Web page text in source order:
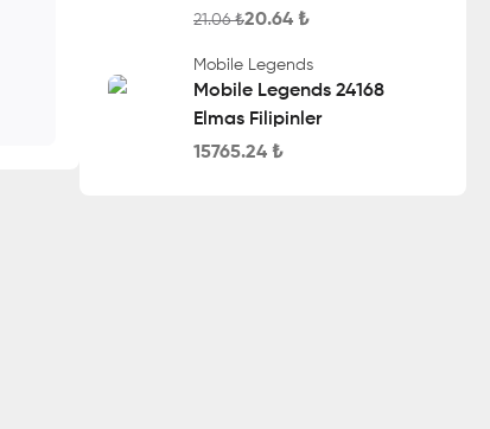
21.06₺20.64 ₺
Mobile Legends
Mobile Legends 24168
Elmas Filipinler
15765.24 ₺